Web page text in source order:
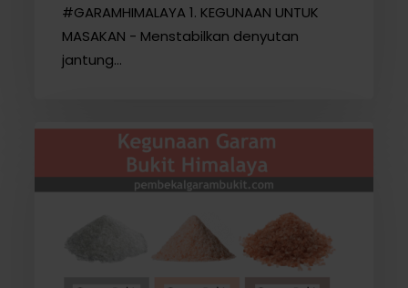
#GARAMHIMALAYA 1. KEGUNAAN UNTUK
MASAKAN - Menstabilkan denyutan
jantung…
APA
GARAM